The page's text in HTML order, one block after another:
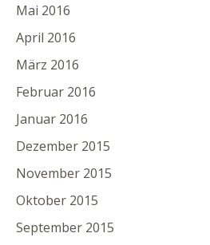
Mai 2016
April 2016
März 2016
Februar 2016
Januar 2016
Dezember 2015
November 2015
Oktober 2015
September 2015